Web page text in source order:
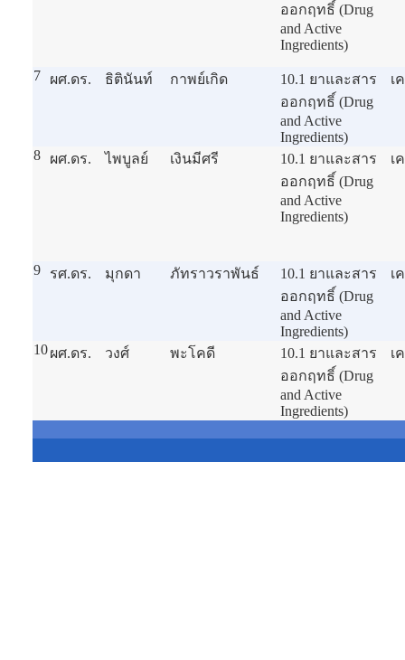
ออกฤทธิ์ (Drug
and Active
Ingredients)
7 ผศ.ดร. ธิตินันท์ กาพย์เกิด
10.1 ยาและสาร
ออกฤทธิ์ (Drug
and Active
Ingredients)
เ
8 ผศ.ดร. ไพบูลย์ เงินมีศรี
10.1 ยาและสาร
ออกฤทธิ์ (Drug
and Active
Ingredients)
เ
9 รศ.ดร. มุกดา ภัทราวราพันธ์
10.1 ยาและสาร
ออกฤทธิ์ (Drug
and Active
Ingredients)
เ
10ผศ.ดร. วงศ์ พะโคดี
10.1 ยาและสาร
ออกฤทธิ์ (Drug
and Active
Ingredients)
เ